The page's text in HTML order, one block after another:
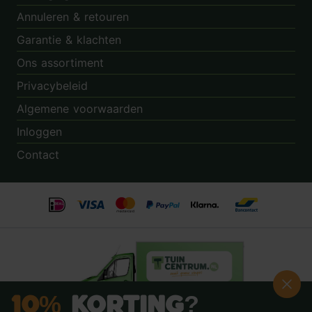
Annuleren & retouren
Garantie & klachten
Ons assortiment
Privacybeleid
Algemene voorwaarden
Inloggen
Contact
10% Korting?